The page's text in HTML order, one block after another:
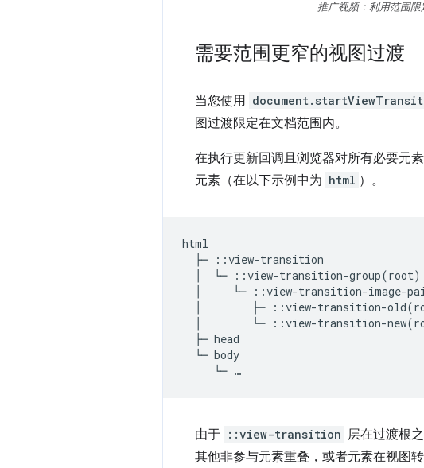
推广视频：利用范围限
需要范围更窄的视图过渡
当您使用
图过渡限定在文档范围内。
在执行更新回调且浏览器对所有必要元
元素（在以下示例中为 html ）。
html
  ├─ ::view-transition
  │  └─ ::view-transition-group(root)
│     └─ ::view-transition-image-
│        ├─ ::view-transition-
│        └─ ::view-transition-
  ├─ head
  └─ body
由于 ::view-transition 层在过渡根
其他非参与元素重叠，或者元素在视图